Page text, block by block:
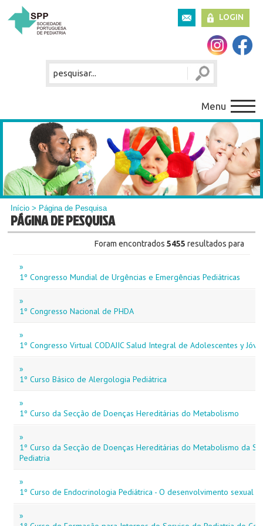
LOGIN
Menu
Início > Página de Pesquisa
PÁGINA DE PESQUISA
Foram encontrados 5455resultados para
»
1º Congresso Mundial de Urgências e Emergências Pediátricas
»
1º Congresso Nacional de PHDA
»
1º Congresso Virtual CODAJIC Salud Integral de Adolescentes y
»
1º Curso Básico de Alergologia Pediátrica
»
1º Curso da Secção de Doenças Hereditárias do Metabolismo
»
1º Curso da Secção de Doenças Hereditárias do Metabolismo da
Pediatria
»
1º Curso de Endocrinologia Pediátrica - O desenvolvimento sexual
»